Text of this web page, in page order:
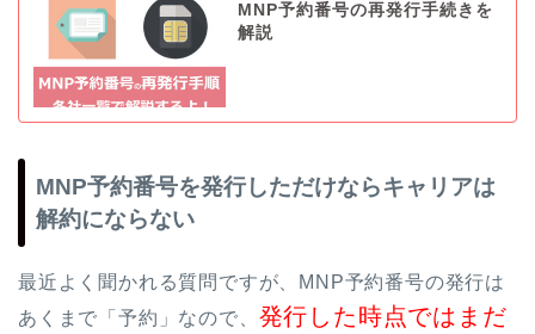
MNP予約番号の再発行手続きを
解説
MNP予約番号を発行しただけならキャリアは
解約にならない
最近よく聞かれる質問ですが、MNP予約番号の発行は
あくまで「予約」なので、 発行した時点ではまだ